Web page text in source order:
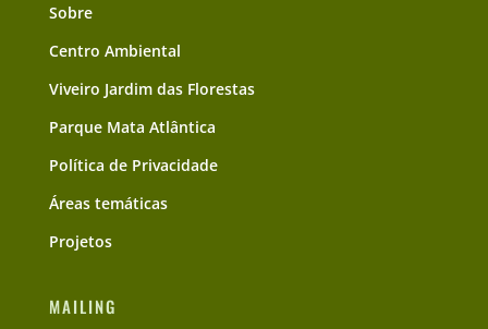
Sobre
Centro Ambiental
Viveiro Jardim das Florestas
Parque Mata Atlântica
Política de Privacidade
Áreas temáticas
Projetos
MAILING